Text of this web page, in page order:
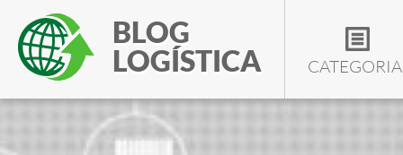
BLOG
LOGÍSTICA